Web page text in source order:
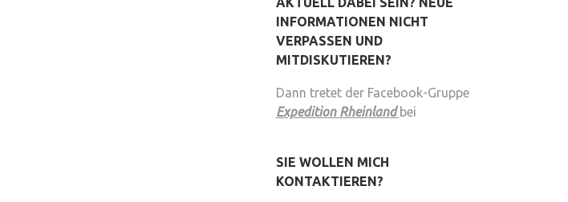
INFORMATIONEN NICHT
VERPASSEN UND
MITDISKUTIEREN?
Dann tretet der Facebook-Gruppe
Expedition Rheinland bei
SIE WOLLEN MICH
KONTAKTIEREN?